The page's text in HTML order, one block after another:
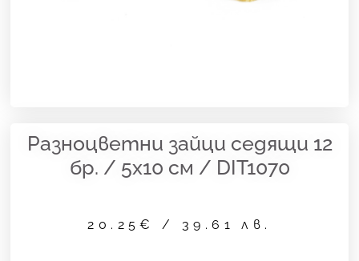
Разноцветни зайци седящи 12
бр. / 5х10 см / DIT1070
20.25€ / 39.61 лв.